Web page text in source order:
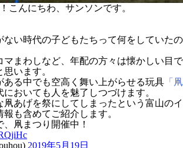
こんにちわ、サンソンです。
ない時代の子どもたちって何をしていたの
マまわしなど、年配の方々は懐かしい目で
います。
ある中でも空高く舞い上がらせる玩具 「凧
においても人を魅了しつづけます。
凧あげを祭にしてしまったという富山のイ
も含めてご紹介します。
凧まつり開催中！
2019年5月19日